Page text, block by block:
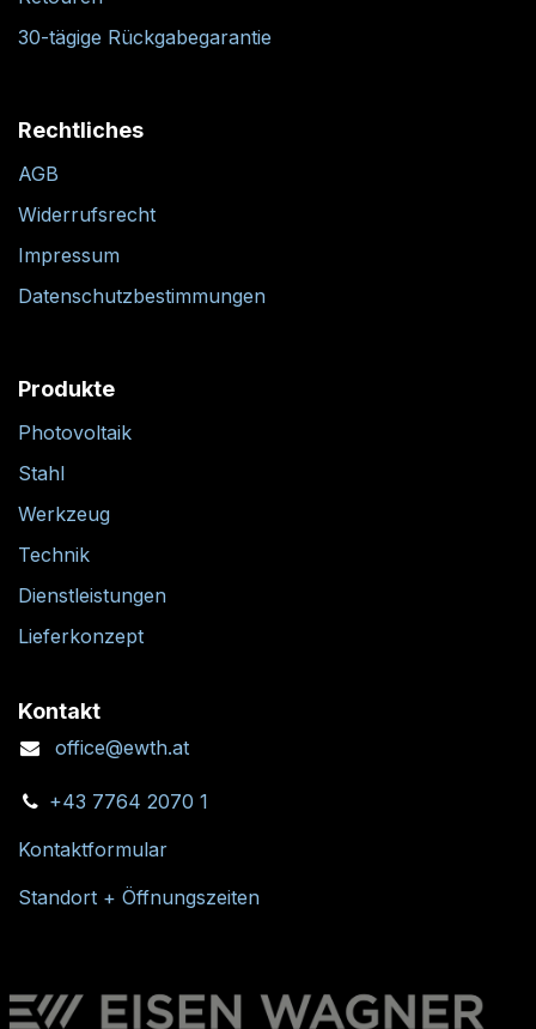
30-tägige Rückgabegarantie
Rechtliches
AGB
Widerrufsrecht
Impressum
Datenschutzbestimmungen
Produkte
Photovoltaik
Stahl
Werkzeug
Technik
Dienstleistungen
Lieferkonzept
Kontakt
office@ewth.at
+43 7764 2070 1
Kontaktformular
Standort + Öffnungszeiten